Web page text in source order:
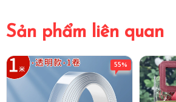
Sản phẩm liên quan
55%